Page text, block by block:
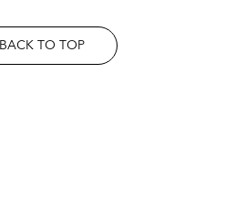
BACK TO TOP